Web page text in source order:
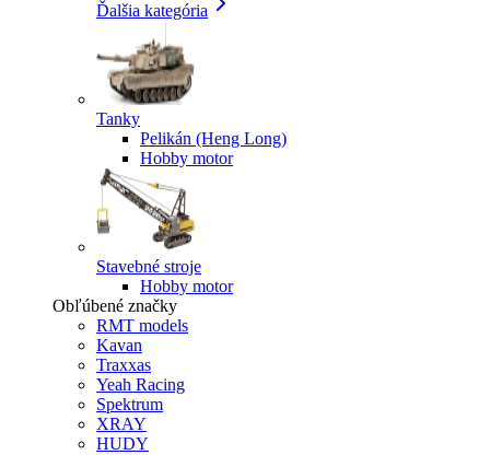
Ďalšia kategória
Tanky
Pelikán (Heng Long)
Hobby motor
Stavebné stroje
Hobby motor
Obľúbené značky
RMT models
Kavan
Traxxas
Yeah Racing
Spektrum
XRAY
HUDY